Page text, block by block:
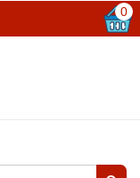
0